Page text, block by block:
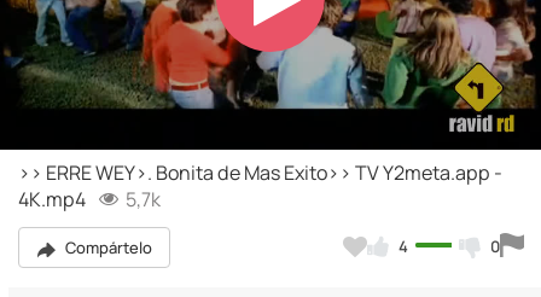
Play
Video
>> ERRE WEY>. Bonita de Mas Exito>> TV Y2meta.app -
4K.mp4
5,7k
Compártelo 4 0